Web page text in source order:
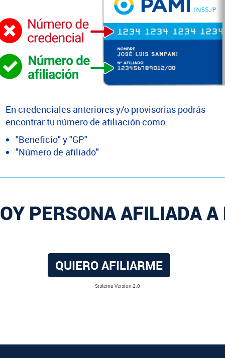
En credenciales anteriores y/o provisorias podrás
encontrar tu número de afiliación como:
"Beneficio" y "GP"
"Número de afiliado"
PERSONA AFILIADA
QUIERO AFILIARME
Sistema Versíon 2.0